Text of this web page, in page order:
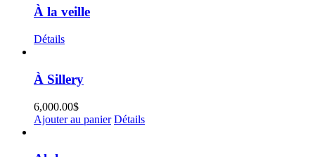
À la veille
Détails
À Sillery
6,000.00$
Ajouter au panier Détails